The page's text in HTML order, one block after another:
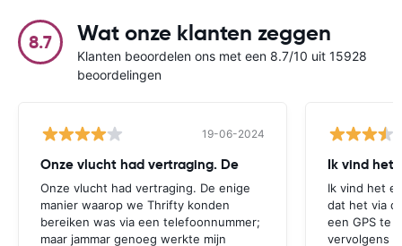
8.7 Wat onze klanten zeggen
Klanten beoordelen ons met een 8.7/10 uit 15928
beoordelingen
19-06-2024
Onze vlucht had vertraging. De
Onze vlucht had vertraging. De enige
manier waarop we Thrifty konden
bereiken was via een telefoonnummer;
maar jammar genoeg werkte mijn
Ik vind het
Ik vind het
dat het via
een GPS te
vervolgens